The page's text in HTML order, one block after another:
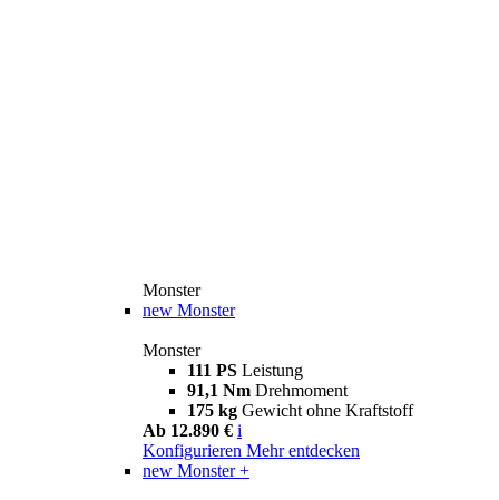
Monster
new Monster
Monster
111 PS Leistung
91,1 Nm Drehmoment
175 kg Gewicht ohne Kraftstoff
Ab 12.890 € i
Konfigurieren Mehr entdecken
new Monster +